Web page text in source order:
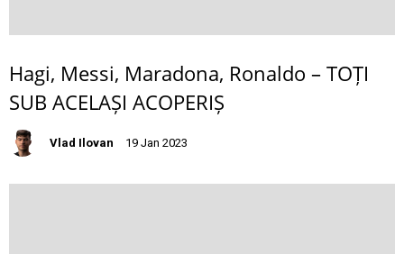
Hagi, Messi, Maradona, Ronaldo – TOȚI
SUB ACELAȘI ACOPERIȘ
Vlad Ilovan 19 Jan 2023